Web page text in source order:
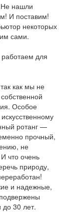
Не нашли
И поставим!
некоторых
сами.
для
как мы не
Особое
ротанг —
прочный,
не
что очень
природу,
и надежные,
до 30 лет.